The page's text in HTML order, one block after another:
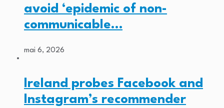
avoid ‘epidemic of non-
communicable…
mai 6, 2026
Ireland probes Facebook and
Instagram’s recommender